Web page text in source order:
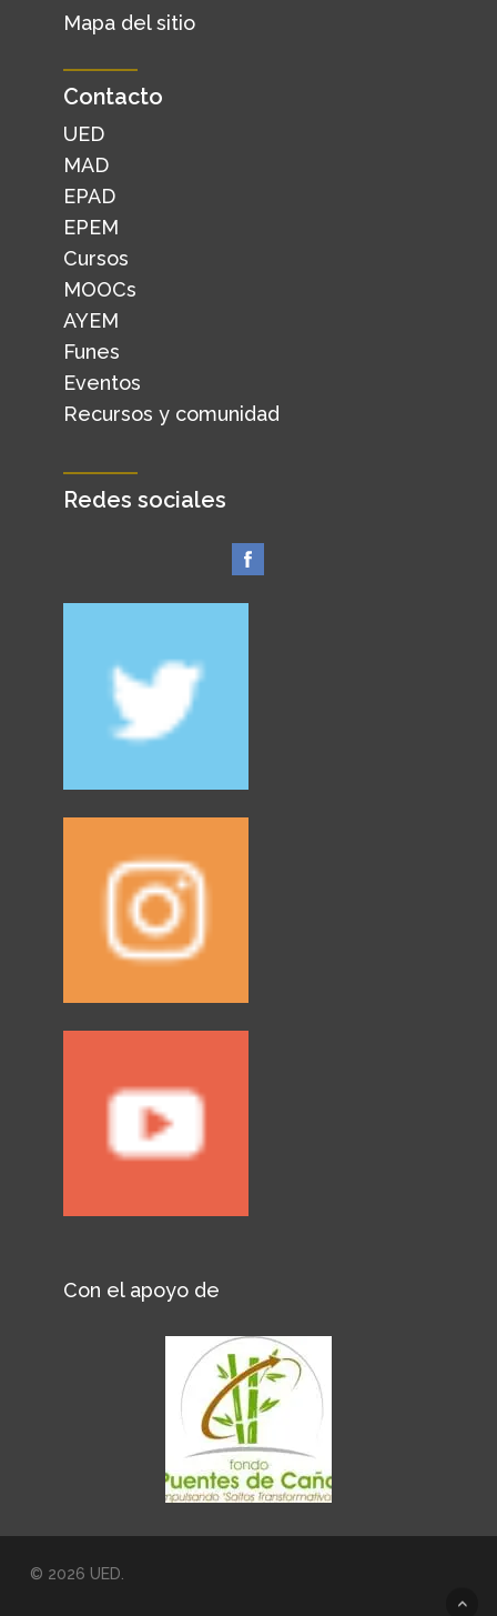
Mapa del sitio
Contacto
UED
MAD
EPAD
EPEM
Cursos
MOOCs
AYEM
Funes
Eventos
Recursos y comunidad
Redes sociales
Con el apoyo de
© 2026 UED.